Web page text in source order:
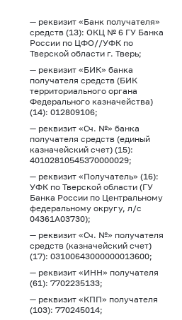
— реквизит «Банк получателя»
средств (13): ОКЦ № 6 ГУ Банка
России по ЦФО//УФК по
Тверской области г. Тверь;
— реквизит «БИК» банка
получателя средств (БИК
территориального органа
Федерального казначейства)
(14): 012809106;
— реквизит «Сч. №» банка
получателя средств (единый
казначейский счет) (15):
40102810545370000029;
— реквизит «Получатель» (16):
УФК по Тверской области (ГУ
Банка России по Центральному
федеральному округу, л/с
04361А03730);
— реквизит «Сч. №» получателя
средств (казначейский счет)
(17): 03100643000000013600;
— реквизит «ИНН» получателя
(61): 7702235133;
— реквизит «КПП» получателя
(103): 770245014;